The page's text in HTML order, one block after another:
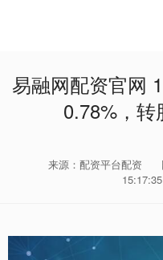
易融网配资官网
0.78%，
来源：配资平台配资
15:17:35